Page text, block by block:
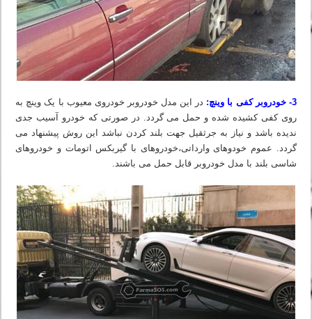
3- خودروبر کفی با وینچ:
در این مدل خودروبر خودروی معیوب با یک وینچ به
روی کفی کشیده شده و حمل می گردد. در صورتی که خودرو آسیب جدی
ندیده باشد و نیاز به جرثقیل جهت بلند کردن نباشد این روش پیشنهاد می
گردد. عموم خودوهای وارداتی،خودروهای با گیربکس اتومات و خودروهای
شاسی بلند با مدل خودروبر قابل حمل می باشند.